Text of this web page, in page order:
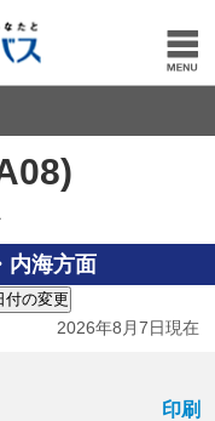
内海方面
付の変更
2026年8月7日現在
印刷